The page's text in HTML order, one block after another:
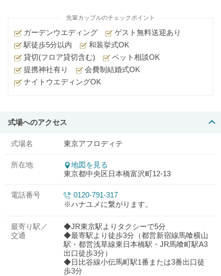
先輩カップルのチェックポイント
ガーデンウエディング
ゲスト無料送迎あり
駅徒歩5分以内
和装挙式OK
貸切(フロア貸切含む)
ペット相談OK
提携神社有り
会費制結婚式OK
ナイトウエディングOK
式場へのアクセス
式場名 東京アフロディテ
所在地
地図を見る
東京都中央区日本橋富沢町12-13
電話番号
0120-791-317
※ハナユメに繋がります。
最寄り駅／
交通
◆JR東京駅よりタクシーで5分
◆最寄駅より徒歩3分（都営新宿線馬喰横山
駅・都営浅草線東日本橋駅・JR馬喰町駅A3
出口徒歩3分）
◆日比谷線小伝馬町駅1番または3番出口徒
歩3分